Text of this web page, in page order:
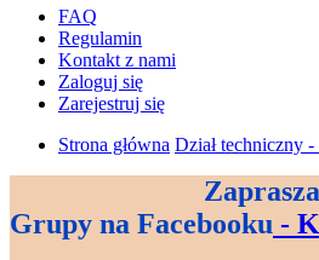
FAQ
Regulamin
Kontakt z nami
Zaloguj się
Zarejestruj się
Strona główna Dział techniczny
Grupy na Facebooku -